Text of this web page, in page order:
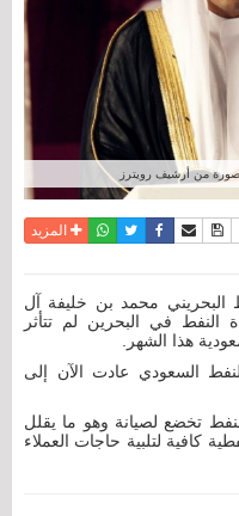
صورة من أرشيف رويترز
نسخة للطباعة
حفظ الموضوع
أرسل الى صديق
فيسبوكتويترواتسابالمزيد
البحريني محمد بن خليفة آل
النفط في البحرين لم تتأثر
هذا الشهر.
السعودي عادت الآن إلى
تخضع لصيانة وهو ما يقلل
كافية لتلبية حاجات العملاء